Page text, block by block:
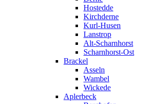
Hostedde
Kirchderne
Kurl-Husen
Lanstrop
Alt-Scharnhorst
Scharnhorst-Ost
Brackel
Asseln
Wambel
Wickede
Aplerbeck